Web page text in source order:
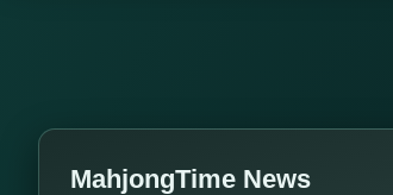
MahjongTime News